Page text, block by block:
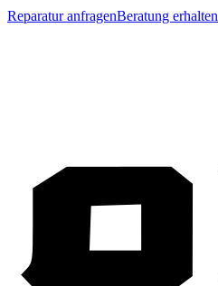
Reparatur anfragenBeratung erhalten